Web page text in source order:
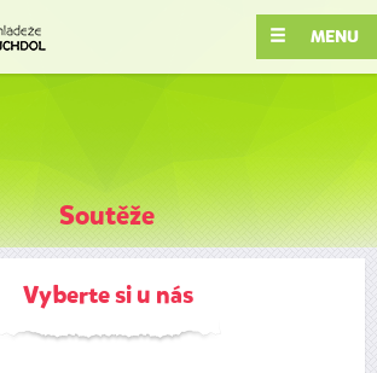
MENU
Soutěže
Vyberte si u nás